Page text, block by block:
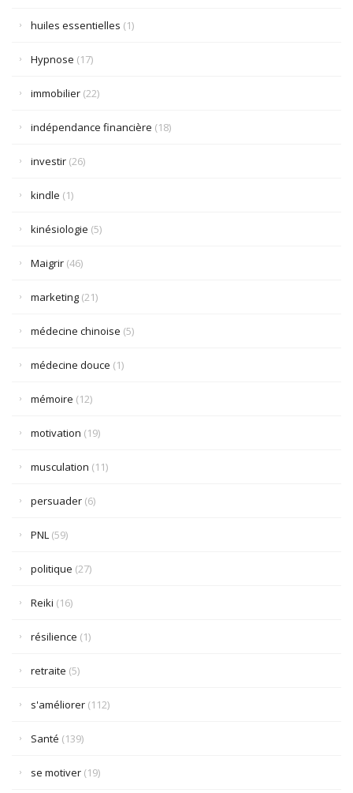
huiles essentielles (1)
Hypnose (17)
immobilier (22)
indépendance financière (18)
investir (26)
kindle (1)
kinésiologie (5)
Maigrir (46)
marketing (21)
médecine chinoise (5)
médecine douce (1)
mémoire (12)
motivation (19)
musculation (11)
persuader (6)
PNL (59)
politique (27)
Reiki (16)
résilience (1)
retraite (5)
s'améliorer (112)
Santé (139)
se motiver (19)